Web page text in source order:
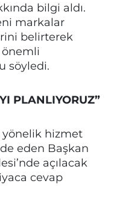
bilgi aldı.
markalar
belirterek
önemli
söyledi.
PLANLIYORUZ”
yönelik hizmet
eden Başkan
açılacak
cevap